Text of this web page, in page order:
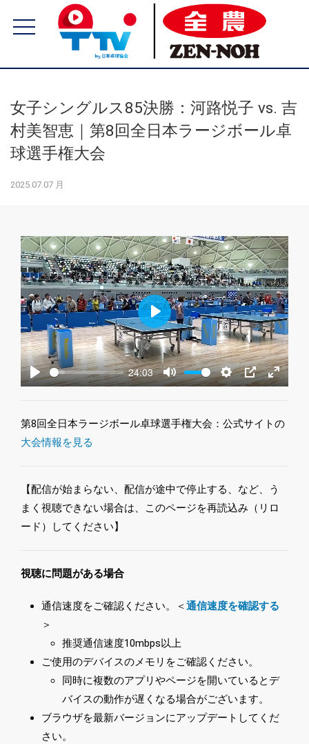
女子シングルス85決勝：河路悦子 vs. 吉
村美智恵｜第8回全日本ラージボール卓
球選手権大会
2025.07.07 月
Play
24:03
Mute Settings
PIP Enter
Play
第8回全日本ラージボール卓球選手権大会：公式サイトの
大会情報を見る
【配信が始まらない、配信が途中で停止する、など、う
まく視聴できない場合は、このページを再読込み（リロ
ード）してください】
視聴に問題がある場合
通信速度をご確認ください。＜通信速度を確認する
＞
推奨通信速度10mbps以上
ご使用のデバイスのメモリをご確認ください。
同時に複数のアプリやページを開いているとデ
バイスの動作が遅くなる場合がございます。
ブラウザを最新バージョンにアップデートしてくだ
さい。